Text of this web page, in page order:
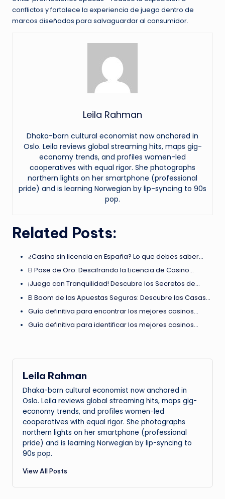
conflictos y fortalece la experiencia de juego dentro de
marcos diseñados para salvaguardar al consumidor.
Leila Rahman
Dhaka-born cultural economist now anchored in
Oslo. Leila reviews global streaming hits, maps gig-
economy trends, and profiles women-led
cooperatives with equal rigor. She photographs
northern lights on her smartphone (professional
pride) and is learning Norwegian by lip-syncing to 90s
pop.
Related Posts:
¿Casino sin licencia en España? Lo que debes saber…
El Pase de Oro: Descifrando la Licencia de Casino…
¡Juega con Tranquilidad! Descubre los Secretos de…
El Boom de las Apuestas Seguras: Descubre las Casas…
Guía definitiva para encontrar los mejores casinos…
Guía definitiva para identificar los mejores casinos…
Leila Rahman
Dhaka-born cultural economist now anchored in
Oslo. Leila reviews global streaming hits, maps gig-
economy trends, and profiles women-led
cooperatives with equal rigor. She photographs
northern lights on her smartphone (professional
pride) and is learning Norwegian by lip-syncing to
90s pop.
View All Posts